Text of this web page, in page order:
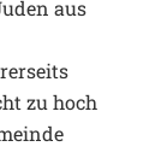
aus
zu hoch